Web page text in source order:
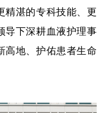
精湛的专科技能、更
导下深耕血液护理事
高地、护佑患者生命